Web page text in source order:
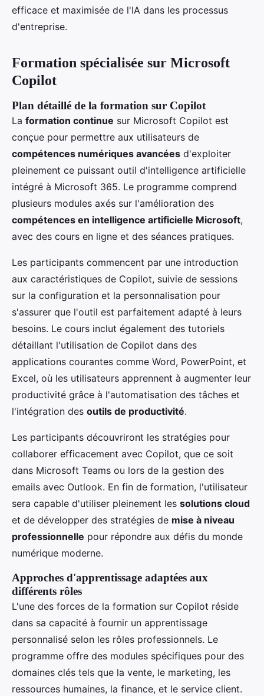
efficace et maximisée de l'IA dans les processus
d'entreprise.
Formation spécialisée sur Microsoft
Copilot
Plan détaillé de la formation sur Copilot
La formation continue sur Microsoft Copilot est
conçue pour permettre aux utilisateurs de
compétences numériques avancées d'exploiter
pleinement ce puissant outil d'intelligence artificielle
intégré à Microsoft 365. Le programme comprend
plusieurs modules axés sur l'amélioration des
compétences en intelligence artificielle Microsoft,
avec des cours en ligne et des séances pratiques.
Les participants commencent par une introduction
aux caractéristiques de Copilot, suivie de sessions
sur la configuration et la personnalisation pour
s'assurer que l'outil est parfaitement adapté à leurs
besoins. Le cours inclut également des tutoriels
détaillant l'utilisation de Copilot dans des
applications courantes comme Word, PowerPoint, et
Excel, où les utilisateurs apprennent à augmenter leur
productivité grâce à l'automatisation des tâches et
l'intégration des outils de productivité.
Les participants découvriront les stratégies pour
collaborer efficacement avec Copilot, que ce soit
dans Microsoft Teams ou lors de la gestion des
emails avec Outlook. En fin de formation, l'utilisateur
sera capable d'utiliser pleinement les solutions cloud
et de développer des stratégies de mise à niveau
professionnelle pour répondre aux défis du monde
numérique moderne.
Approches d'apprentissage adaptées aux
différents rôles
L'une des forces de la formation sur Copilot réside
dans sa capacité à fournir un apprentissage
personnalisé selon les rôles professionnels. Le
programme offre des modules spécifiques pour des
domaines clés tels que la vente, le marketing, les
ressources humaines, la finance, et le service client.